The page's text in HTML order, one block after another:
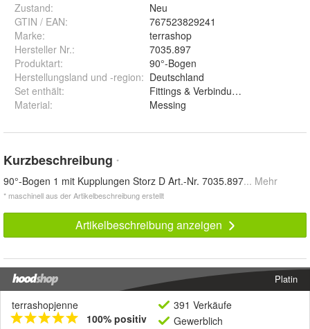
Zustand:
Neu
GTIN / EAN:
767523829241
Marke:
terrashop
Hersteller Nr.:
7035.897
Produktart:
90°-Bogen
Herstellungsland und -region: Deutschland
Set enthält:
Fittings & Verbindungsstücke
Material: Messing
Kurzbeschreibung *
90°-Bogen 1 mit Kupplungen Storz D Art.-Nr. 7035.897... Mehr
* maschinell aus der Artikelbeschreibung erstellt
Artikelbeschreibung anzeigen
Platin
terrashopjenne
100% positiv
391 Verkäufe
Gewerblich